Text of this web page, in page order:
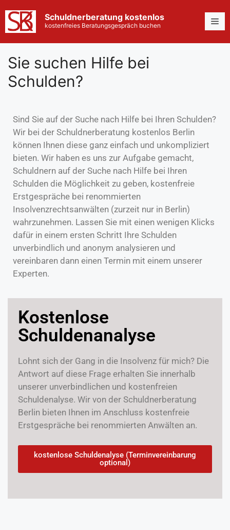
Schuldnerberatung kostenlos
kostenfreies Beratungsgespräch buchen
Sie suchen Hilfe bei
Schulden?
Sind Sie auf der Suche nach Hilfe bei Ihren Schulden?
Wir bei der Schuldnerberatung kostenlos Berlin
können Ihnen diese ganz einfach und unkompliziert
bieten. Wir haben es uns zur Aufgabe gemacht,
Schuldnern auf der Suche nach Hilfe bei Ihren
Schulden die Möglichkeit zu geben, kostenfreie
Erstgespräche bei renommierten
Insolvenzrechtsanwälten (zurzeit nur in Berlin)
wahrzunehmen. Lassen Sie mit einen wenigen Klicks
dafür in einem ersten Schritt Ihre Schulden
unverbindlich und anonym analysieren und
vereinbaren dann einen Termin mit einem unserer
Experten.
Kostenlose
Schuldenanalyse
Lohnt sich der Gang in die Insolvenz für mich? Die
Antwort auf diese Frage erhalten Sie innerhalb
unserer unverbindlichen und kostenfreien
Schuldenalyse. Wir von der Schuldnerberatung
Berlin bieten Ihnen im Anschluss kostenfreie
Erstgespräche bei renommierten Anwälten an.
kostenlose Schuldenalyse (Terminvereinbarung
optional)